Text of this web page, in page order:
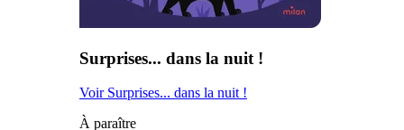
Surprises... dans la nuit !
Voir Surprises... dans la nuit !
À paraître